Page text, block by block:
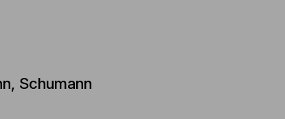
Schumann